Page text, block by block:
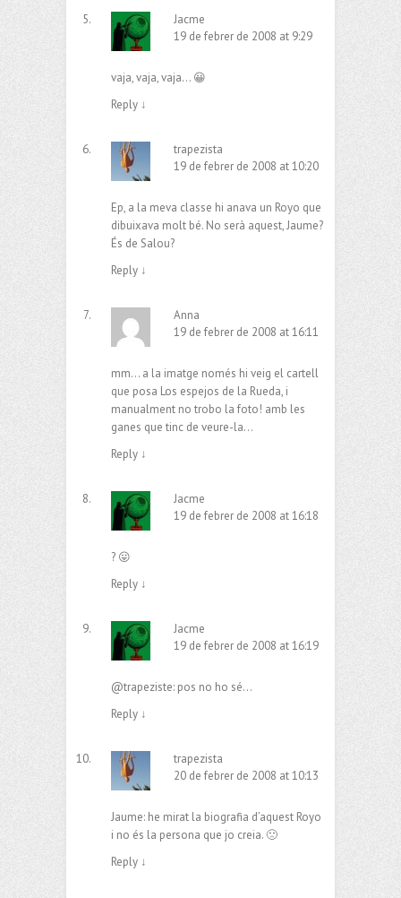
Jacme
19 de febrer de 2008 at 9:29
vaja, vaja, vaja… 😀
Reply ↓
trapezista
19 de febrer de 2008 at 10:20
Ep, a la meva classe hi anava un Royo que
dibuixava molt bé. No serà aquest, Jaume?
És de Salou?
Reply ↓
Anna
19 de febrer de 2008 at 16:11
mm… a la imatge només hi veig el cartell
que posa Los espejos de la Rueda, i
manualment no trobo la foto! amb les
ganes que tinc de veure-la…
Reply ↓
Jacme
19 de febrer de 2008 at 16:18
? 😛
Reply ↓
Jacme
19 de febrer de 2008 at 16:19
@trapeziste: pos no ho sé…
Reply ↓
trapezista
20 de febrer de 2008 at 10:13
Jaume: he mirat la biografia d’aquest Royo
i no és la persona que jo creia. 🙁
Reply ↓